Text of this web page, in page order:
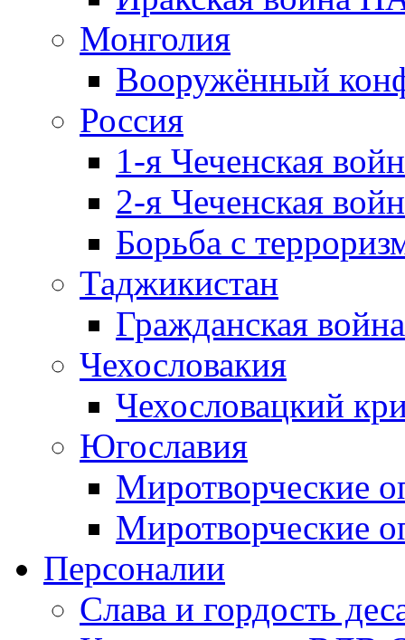
Монголия
Вооружённый
Россия
1-я Чеченская
2-я Чеченская
Борьба с
Таджикистан
Гражданская
Чехословакия
Чехословацкий
Югославия
Миротворческие
Миротворческие
Персоналии
Слава и гордость